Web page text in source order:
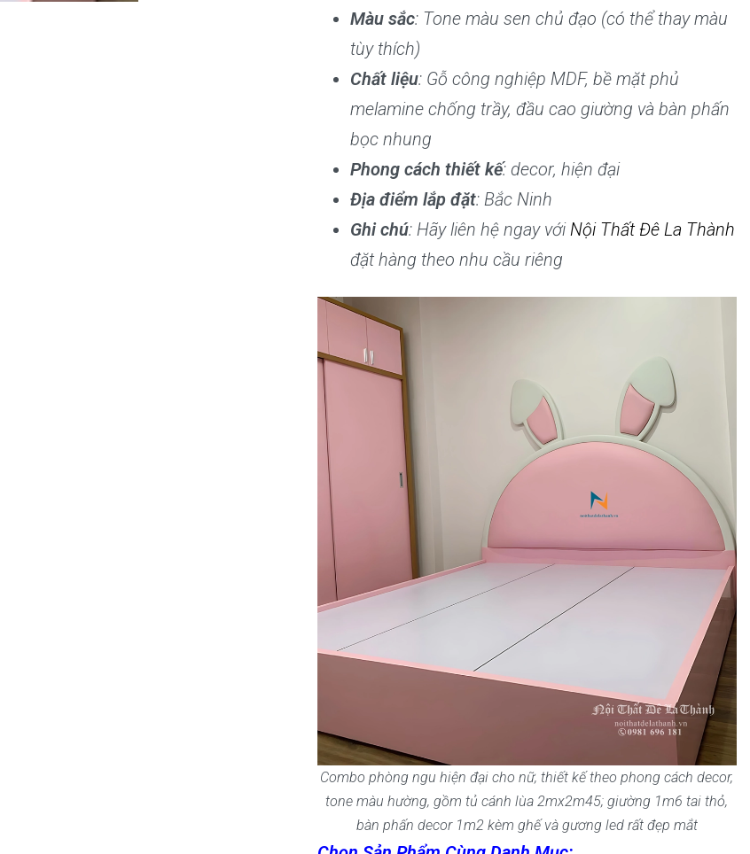
Màu sắc: Tone màu sen chủ đạo (có thể thay màu
tùy thích)
Chất liệu: Gỗ công nghiệp MDF, bề mặt phủ
melamine chống trầy, đầu cao giường và bàn phấn
bọc nhung
Phong cách thiết kế: decor, hiện đại
Địa điểm lắp đặt: Bắc Ninh
Ghi chú: Hãy liên hệ ngay với Nội Thất Đê La Thành
đặt hàng theo nhu cầu riêng
Combo phòng ngu hiện đại cho nữ, thiết kế theo phong cách decor,
tone màu hường, gồm tủ cánh lùa 2mx2m45; giường 1m6 tai thỏ,
bàn phấn decor 1m2 kèm ghế và gương led rất đẹp mắt